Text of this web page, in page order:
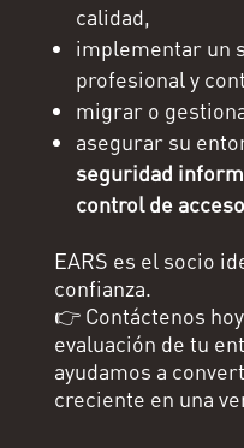
calidad,
implementar un
profesional y
migrar o
asegurar su
seguridad
control de
EARS es el socio
confianza.
👉 Contáctenos
evaluación de tu
ayudamos a
creciente en una